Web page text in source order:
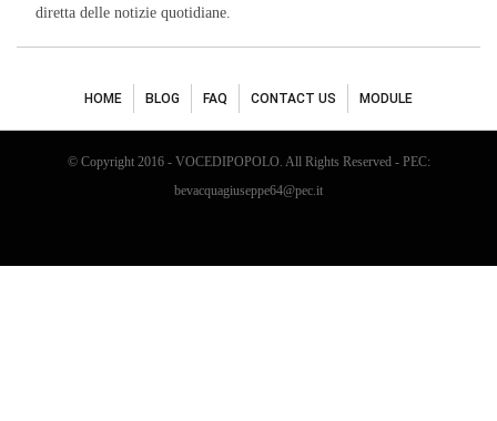
diretta delle notizie quotidiane.
HOME BLOG FAQ CONTACT US MODULE
© Copyright 2016 - VOCEDIPOPOLO. All Rights Reserved - PEC:
bevacquagiuseppe64@pec.it